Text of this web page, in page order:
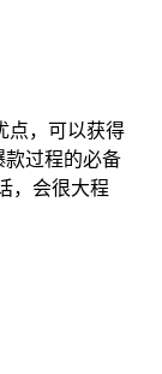
点，可以获得
款过程的必备
，会很大程